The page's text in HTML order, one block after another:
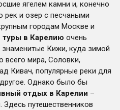
ягелем камни и, конечно
рек и озер с песчаными
городам Москве и
туры в Карелию очень
Кижи, куда зимой
всего мира, Соловки,
Кивач, популярные реки для
Однако было бы
отдых в Карелии –
Здесь путешественников